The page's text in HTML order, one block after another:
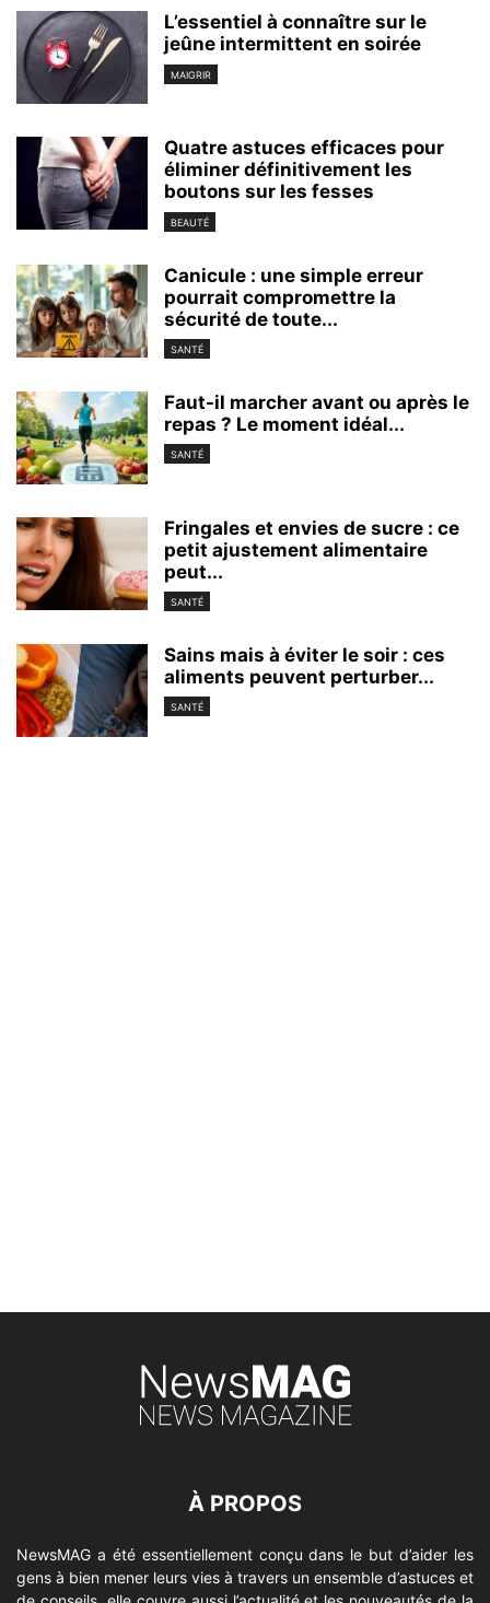
L’essentiel à connaître sur le
jeûne intermittent en soirée
MAIGRIR
Quatre astuces efficaces pour
éliminer définitivement les
boutons sur les fesses
BEAUTÉ
Canicule : une simple erreur
pourrait compromettre la
sécurité de toute...
SANTÉ
Faut-il marcher avant ou après le
repas ? Le moment idéal...
SANTÉ
Fringales et envies de sucre : ce
petit ajustement alimentaire
peut...
SANTÉ
Sains mais à éviter le soir : ces
aliments peuvent perturber...
SANTÉ
À PROPOS
NewsMAG a été essentiellement conçu dans le but d’aider les
gens à bien mener leurs vies à travers un ensemble d’astuces et